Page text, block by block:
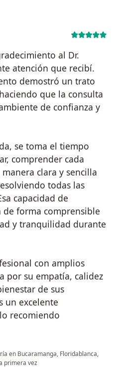
al Dr.
atención que recibí.
demostró un trato
que la consulta
de confianza y
se toma el tiempo
comprender cada
clara y sencilla
todas las
capacidad de
forma comprensible
y tranquilidad durante
con amplios
por su empatía, calidez
de sus
un excelente
recomiendo
en Bucaramanga, Floridablanca,
primera vez